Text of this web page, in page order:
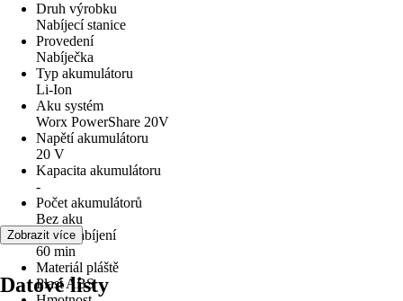
Druh výrobku
Nabíjecí stanice
Provedení
Nabíječka
Typ akumulátoru
Li-Ion
Aku systém
Worx PowerShare 20V
Napětí akumulátoru
20 V
Kapacita akumulátoru
-
Počet akumulátorů
Bez aku
Doba nabíjení
60 min
Materiál pláště
Plast ABS
Zobrazit více
Datové listy